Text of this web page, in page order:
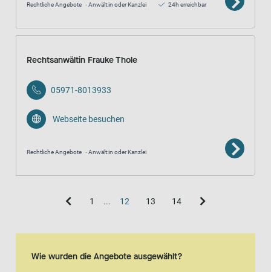
Rechtliche Angebote Anwält:in oder Kanzlei 24h erreichbar
Rechtsanwältin Frauke Thole
05971-8013933
Webseite besuchen
Rechtliche Angebote Anwält:in oder Kanzlei
1 ... 12 13 14
Wie wurden die Angebote ausgewählt?